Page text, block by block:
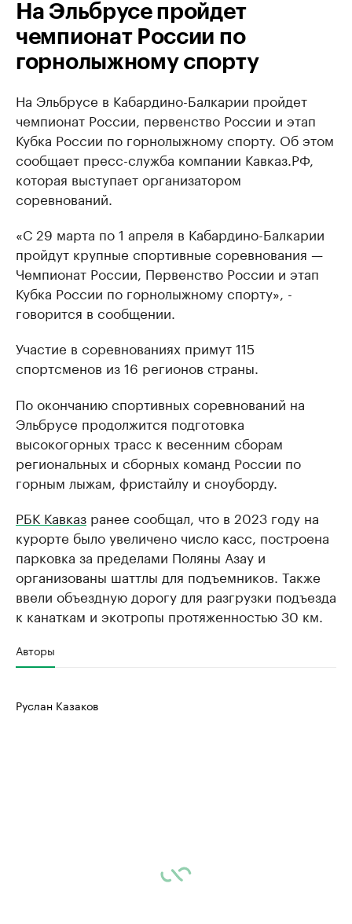
На Эльбрусе пройдет
чемпионат России по
горнолыжному спорту
На Эльбрусе в Кабардино-Балкарии пройдет
чемпионат России, первенство России и этап
Кубка России по горнолыжному спорту. Об этом
сообщает пресс-служба компании Кавказ.РФ,
которая выступает организатором
соревнований.
«С 29 марта по 1 апреля в Кабардино-Балкарии
пройдут крупные спортивные соревнования —
Чемпионат России, Первенство России и этап
Кубка России по горнолыжному спорту», -
говорится в сообщении.
Участие в соревнованиях примут 115
спортсменов из 16 регионов страны.
По окончанию спортивных соревнований на
Эльбрусе продолжится подготовка
высокогорных трасс к весенним сборам
региональных и сборных команд России по
горным лыжам, фристайлу и сноуборду.
РБК Кавказ ранее сообщал, что в 2023 году на
курорте было увеличено число касс, построена
парковка за пределами Поляны Азау и
организованы шаттлы для подъемников. Также
ввели объездную дорогу для разгрузки подъезда
к канаткам и экотропы протяженностью 30 км.
Авторы
Руслан Казаков